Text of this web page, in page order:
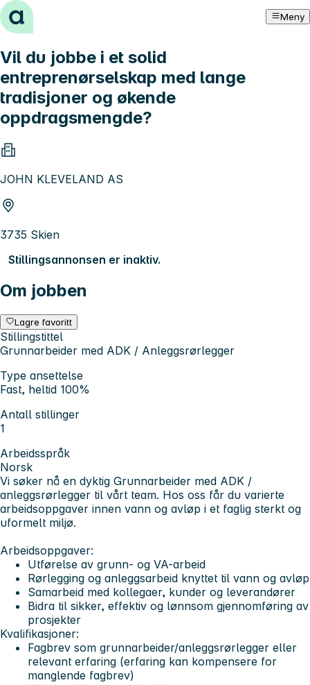
Hopp til innhold Meny
Vil du jobbe i et solid
entreprenørselskap med lange
tradisjoner og økende
oppdragsmengde?
JOHN KLEVELAND AS
3735 Skien
Stillingsannonsen er inaktiv.
Om jobben
Lagre favoritt
Stillingstittel
Grunnarbeider med ADK / Anleggsrørlegger
Type ansettelse
Fast, heltid 100%
Antall stillinger
1
Arbeidsspråk
Norsk
Vi søker nå en dyktig Grunnarbeider med ADK /
anleggsrørlegger til vårt team. Hos oss får du varierte
arbeidsoppgaver innen vann og avløp i et faglig sterkt og
uformelt miljø.
Arbeidsoppgaver:
Utførelse av grunn- og VA-arbeid
Rørlegging og anleggsarbeid knyttet til vann og avløp
Samarbeid med kollegaer, kunder og leverandører
Bidra til sikker, effektiv og lønnsom gjennomføring av
prosjekter
Kvalifikasjoner:
Fagbrev som grunnarbeider/anleggsrørlegger eller
relevant erfaring (erfaring kan kompensere for
manglende fagbrev)